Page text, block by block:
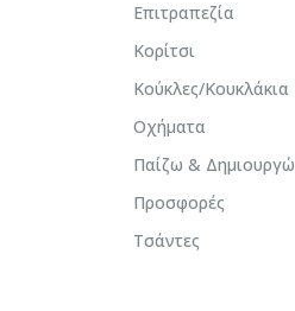
Επιτραπεζία
Κορίτσι
Κούκλες/Κουκλάκια
Οχήματα
Παίζω & Δημιουργώ
Προσφορές
Τσάντες